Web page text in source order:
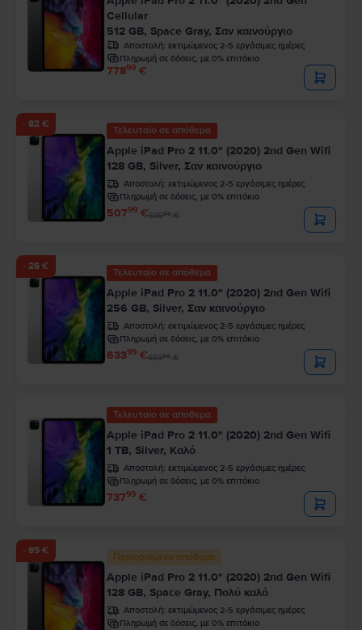
Cellular
512 GB, Space Gray, Σαν καινούργιο
Αποστολή: εκτιμώμενος 2-5 εργάσιμες ημέρες
Πληρωμή σε δόσεις, με 0% επιτόκιο
77899 €
- 82 €
Τελευταίο σε απόθεμα
Apple iPad Pro 2 11.0" (2020) 2nd Gen Wifi
128 GB, Silver, Σαν καινούργιο
Αποστολή: εκτιμώμενος 2-5 εργάσιμες ημέρες
Πληρωμή σε δόσεις, με 0% επιτόκιο
50799 €58999€
- 26 €
Τελευταίο σε απόθεμα
Apple iPad Pro 2 11.0" (2020) 2nd Gen Wifi
256 GB, Silver, Σαν καινούργιο
Αποστολή: εκτιμώμενος 2-5 εργάσιμες ημέρες
Πληρωμή σε δόσεις, με 0% επιτόκιο
63399 €65999€
Τελευταίο σε απόθεμα
Apple iPad Pro 2 11.0" (2020) 2nd Gen Wifi
1 TB, Silver, Καλό
Αποστολή: εκτιμώμενος 2-5 εργάσιμες ημέρες
Πληρωμή σε δόσεις, με 0% επιτόκιο
73799 €
- 95 €
Περιορισμένο απόθεμα
Apple iPad Pro 2 11.0" (2020) 2nd Gen Wifi
128 GB, Space Gray, Πολύ καλό
Αποστολή: εκτιμώμενος 2-5 εργάσιμες ημέρες
Πληρωμή σε δόσεις, με 0% επιτόκιο